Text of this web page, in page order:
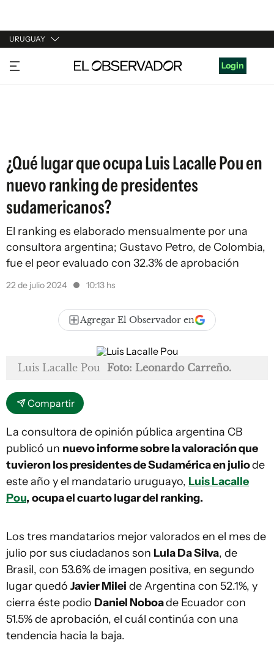
URUGUAY
URUGUAY
ARGENTINA
Login
¿Qué lugar que ocupa Luis Lacalle Pou en
nuevo ranking de presidentes
sudamericanos?
El ranking es elaborado mensualmente por una
consultora argentina; Gustavo Petro, de Colombia,
fue el peor evaluado con 32.3% de aprobación
22 de julio 2024 10:13 hs
Agregar El Observador en
Luis Lacalle Pou Foto: Leonardo Carreño.
Compartir
La consultora de opinión pública argentina CB
publicó un nuevo informe sobre la valoración que
tuvieron los presidentes de Sudamérica en juliode
este año y el mandatario uruguayo, Luis Lacalle
Pou, ocupa el cuarto lugar del ranking.
Los tres mandatarios mejor valorados en el mes de
julio por sus ciudadanos son Lula Da Silva, de
Brasil, con 53.6% de imagen positiva, en segundo
lugar quedó Javier Milei de Argentina con 52.1%, y
cierra éste podio Daniel Noboade Ecuador con
51.5% de aprobación, el cuál continúa con una
tendencia hacia la baja.